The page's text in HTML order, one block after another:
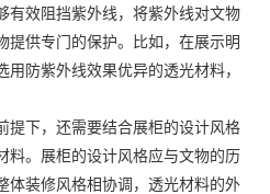
有效阻挡紫外线，将紫外线对文物
提供专门的保护。比如，在展示明
防紫外线效果优异的透光材料，
提下，还需要结合展柜的设计风格
料。展柜的设计风格应与文物的历
体装修风格相协调，透光材料的外